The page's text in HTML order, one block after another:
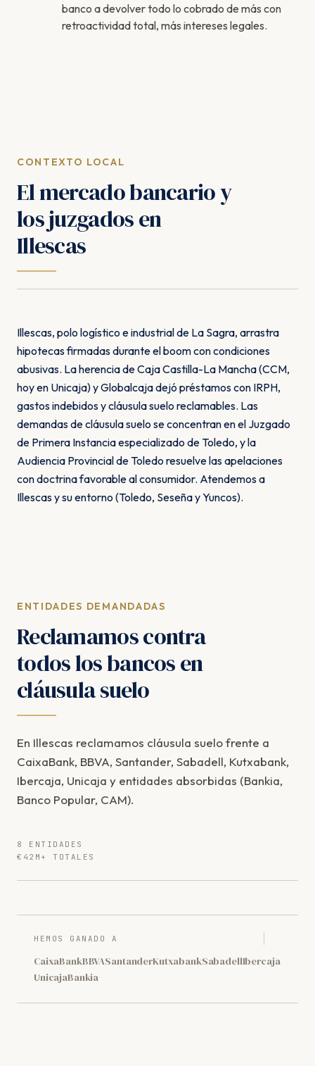
banco a devolver todo lo cobrado de más con
retroactividad total, más intereses legales.
CONTEXTO LOCAL
El mercado bancario y
los juzgados en
Illescas
Illescas, polo logístico e industrial de La Sagra, arrastra
hipotecas firmadas durante el boom con condiciones
abusivas. La herencia de Caja Castilla-La Mancha (CCM,
hoy en Unicaja) y Globalcaja dejó préstamos con IRPH,
gastos indebidos y cláusula suelo reclamables. Las
demandas de cláusula suelo se concentran en el Juzgado
de Primera Instancia especializado de Toledo, y la
Audiencia Provincial de Toledo resuelve las apelaciones
con doctrina favorable al consumidor. Atendemos a
Illescas y su entorno (Toledo, Seseña y Yuncos).
ENTIDADES DEMANDADAS
Reclamamos contra
todos los bancos en
cláusula suelo
En Illescas reclamamos cláusula suelo frente a
CaixaBank, BBVA, Santander, Sabadell, Kutxabank,
Ibercaja, Unicaja y entidades absorbidas (Bankia,
Banco Popular, CAM).
8 ENTIDADES
€42M+ TOTALES
HEMOS GANADO A
CaixaBankBBVASantanderKutxabankSabadellIbercaja
UnicajaBankia